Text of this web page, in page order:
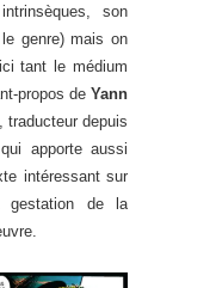
son
genre) mais on
tant le médium
propos de Yann
depuis
apporte aussi
intéressant sur
gestation de la